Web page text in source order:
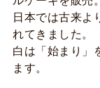
日本では古来よ
れてきました。
白は「始まり」
ます。